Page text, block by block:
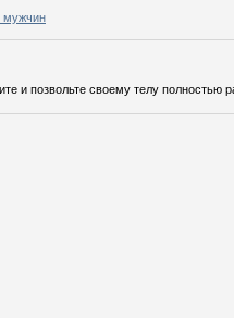
мужчин
и позвольте своему телу полностью